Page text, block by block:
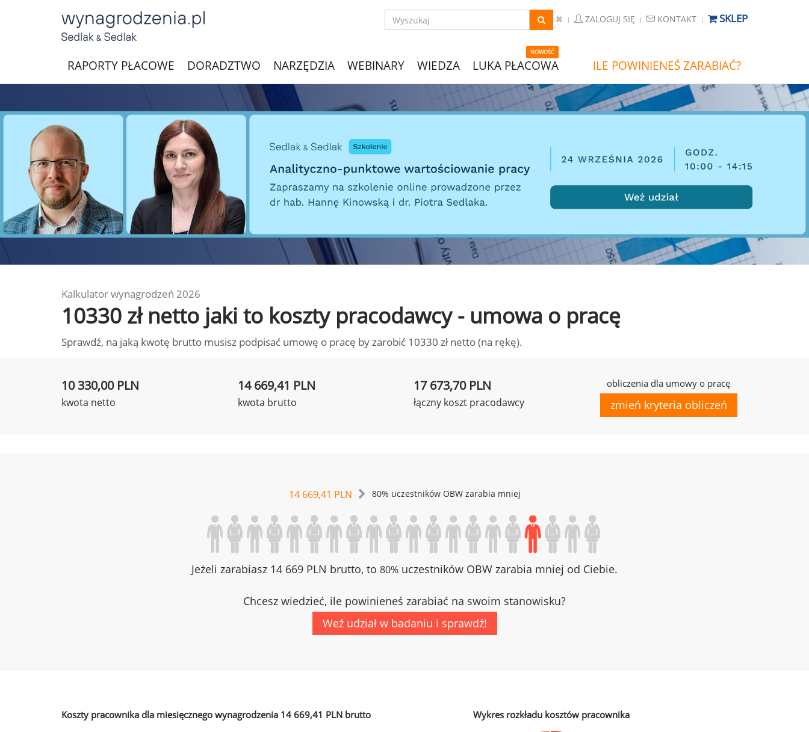
ZALOGUJ SIĘ KONTAKT SKLEP
RAPORTY PŁACOWE DORADZTWO NARZĘDZIA WEBINARY WIEDZA
NOWOŚĆ
LUKA PŁACOWA ILE POWINIENEŚ ZARABIAĆ?
Kalkulator wynagrodzeń 2026
10330 zł netto jaki to koszty pracodawcy - umowa o pracę
Sprawdź, na jaką kwotę brutto musisz podpisać umowę o pracę by zarobić 10330 zł netto (na rękę).
10 330,00 PLN
kwota netto
14 669,41 PLN
kwota brutto
17 673,70 PLN
łączny koszt pracodawcy
obliczenia dla umowy o pracę
zmień kryteria obliczeń
14 669,41 PLN 80% uczestników OBW zarabia mniej
Jeżeli zarabiasz 14 669 PLN brutto, to 80% uczestników OBW zarabia mniej od Ciebie.
Chcesz wiedzieć, ile powinieneś zarabiać na swoim stanowisku?
Weź udział w badaniu i sprawdź!
Koszty pracownika dla miesięcznego wynagrodzenia 14 669,41 PLN brutto Wykres rozkładu kosztów pracownika